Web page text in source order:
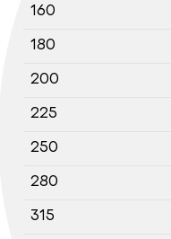
160
180
200
225
250
280
315